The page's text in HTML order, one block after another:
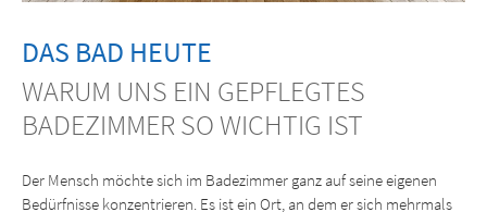
DAS BAD HEUTE
WARUM UNS EIN GEPFLEGTES
BADEZIMMER SO WICHTIG IST
Der Mensch möchte sich im Badezimmer ganz auf seine eigenen
Bedürfnisse konzentrieren. Es ist ein Ort, an dem er sich mehrmals